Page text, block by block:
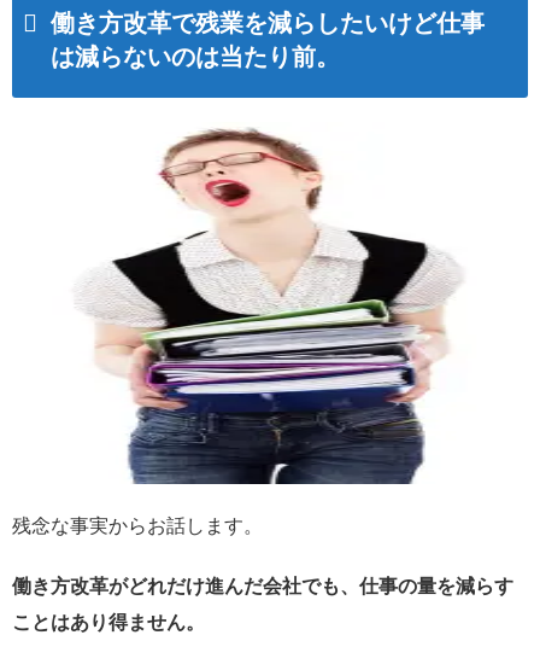
働き方改革で残業を減らしたいけど仕事
は減らないのは当たり前。
残念な事実からお話します。
働き方改革がどれだけ進んだ会社でも、仕事の量を減らす
ことはあり得ません。